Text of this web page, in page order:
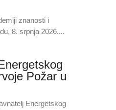
znanosti i
8. srpnja 2026....
Požar u
Energetskog